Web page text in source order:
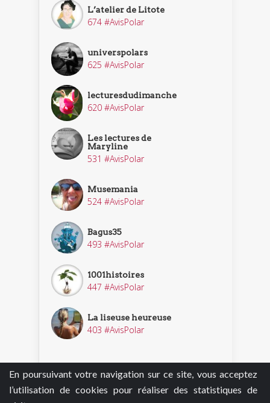
En poursuivant votre navigation sur ce site, vous acceptez
l’utilisation de cookies pour réaliser des statistiques de
L’atelier de Litote
674 #AvisPolar
universpolars
625 #AvisPolar
lecturesdudimanche
620 #AvisPolar
Les lectures de
Maryline
531 #AvisPolar
Musemania
524 #AvisPolar
Bagus35
493 #AvisPolar
1001histoires
447 #AvisPolar
La liseuse heureuse
403 #AvisPolar
Découvrir nos enquêteurs